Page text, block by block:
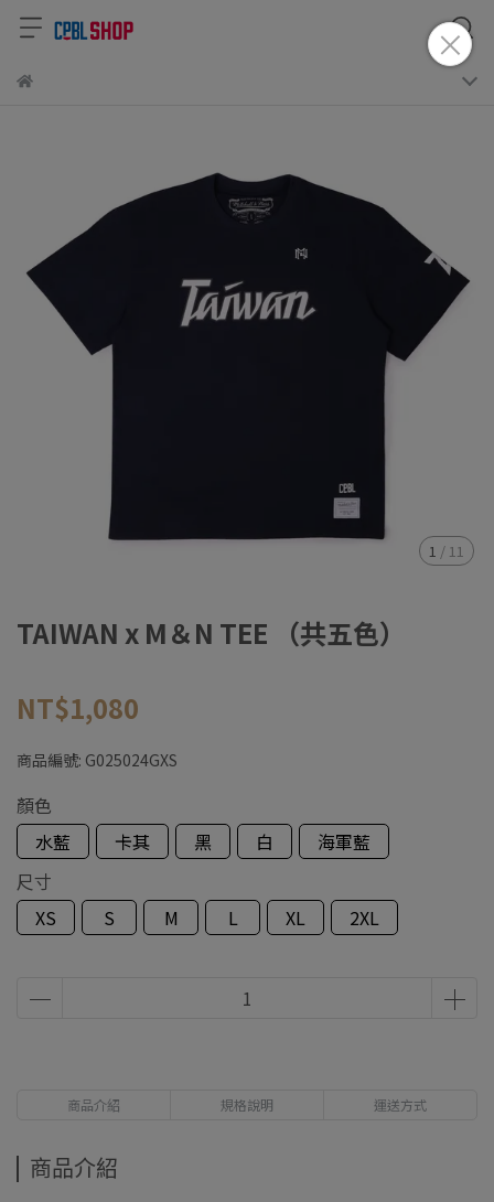
1 / 11
TAIWAN x M＆N TEE （共五色）
NT$1,080
商品編號: G025024GXS
顏色
水藍
卡其 黑 白
海軍藍
尺寸
XS
S M L XL 2XL
商品介紹 規格說明 運送方式
商品介紹